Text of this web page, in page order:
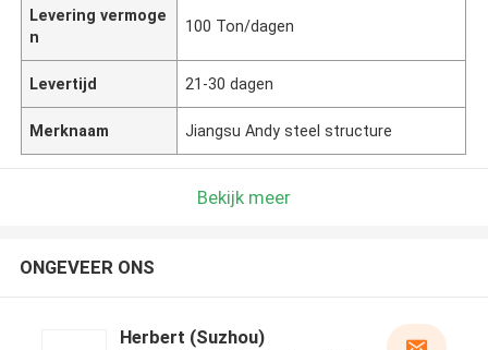
Levering vermoge
n
100 Ton/dagen
Levertijd 21-30 dagen
Merknaam Jiangsu Andy steel structure
Bekijk meer
ONGEVEER ONS
Herbert (Suzhou)